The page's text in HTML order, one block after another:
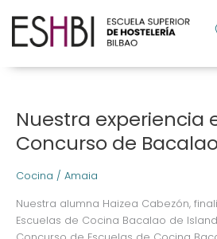
contenido
Nuestra experiencia
Concurso de
Cocina / Amaia
Nuestra alumna Haizea Cabezón,
Escuelas de Cocina Bacalao de Islandia
Nuestra
en
Concurso
de
Bacalao
de